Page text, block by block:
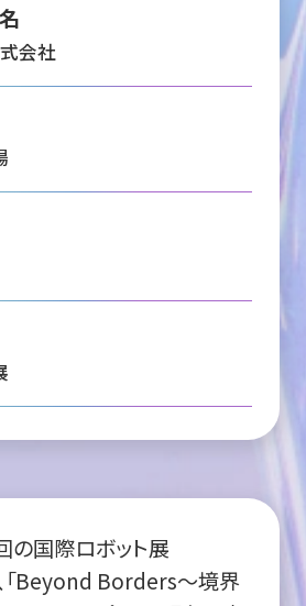
会社
国際ロボット展
、「Beyond Borders～境界